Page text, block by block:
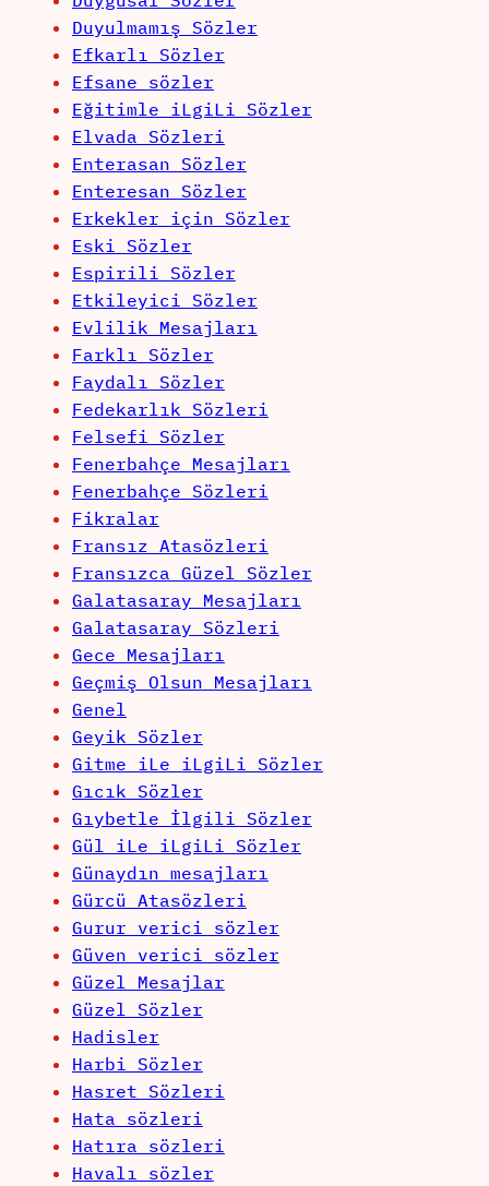
Duyulmamış Sözler
Efkarlı Sözler
Efsane sözler
Eğitimle iLgiLi Sözler
Elvada Sözleri
Enterasan Sözler
Enteresan Sözler
Erkekler için Sözler
Eski Sözler
Espirili Sözler
Etkileyici Sözler
Evlilik Mesajları
Farklı Sözler
Faydalı Sözler
Fedekarlık Sözleri
Felsefi Sözler
Fenerbahçe Mesajları
Fenerbahçe Sözleri
Fikralar
Fransız Atasözleri
Fransızca Güzel Sözler
Galatasaray Mesajları
Galatasaray Sözleri
Gece Mesajları
Geçmiş Olsun Mesajları
Genel
Geyik Sözler
Gitme iLe iLgiLi Sözler
Gıcık Sözler
Gıybetle İlgili Sözler
Gül iLe iLgiLi Sözler
Günaydın mesajları
Gürcü Atasözleri
Gurur verici sözler
Güven verici sözler
Güzel Mesajlar
Güzel Sözler
Hadisler
Harbi Sözler
Hasret Sözleri
Hata sözleri
Hatıra sözleri
Havalı sözler